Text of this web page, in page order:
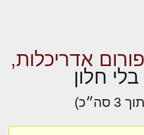
פורום אדריכלות,
חלון